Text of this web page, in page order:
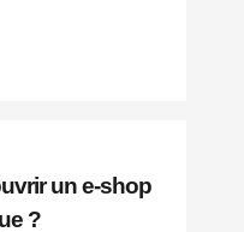
un e-shop
?